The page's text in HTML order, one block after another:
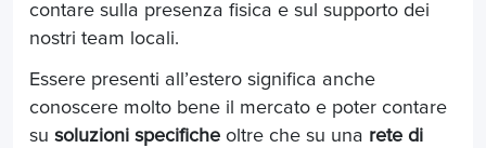
contare sulla presenza fisica e sul supporto dei
nostri team locali.
Essere presenti all’estero significa anche
conoscere molto bene il mercato e poter contare
su soluzioni specifiche oltre che su una rete di